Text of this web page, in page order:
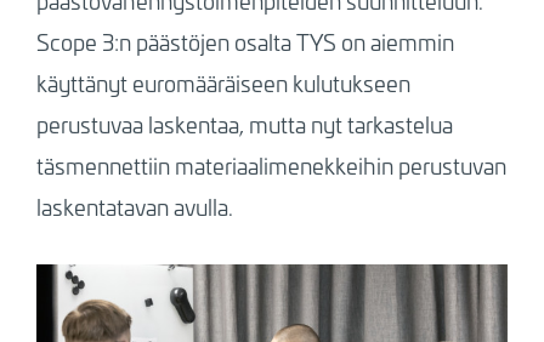
Scope 3:n päästöjen osalta TYS on aiemmin
käyttänyt euromääräiseen kulutukseen
perustuvaa laskentaa, mutta nyt tarkastelua
täsmennettiin materiaalimenekkeihin perustuvan
laskentatavan avulla.